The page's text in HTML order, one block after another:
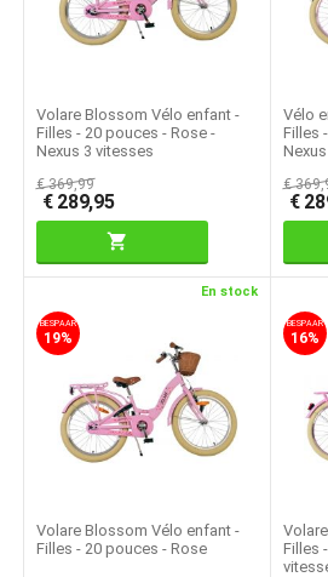
Volare Blossom Vélo enfant -
Filles - 20 pouces - Rose -
Nexus 3 vitesses
€369,99
€ 289,95
Vélo
Filles
€
€
En stock
BESPAAR
19%
Volare Blossom Vélo enfant -
Filles - 20 pouces - Rose
BESPAAR
16%
Filles